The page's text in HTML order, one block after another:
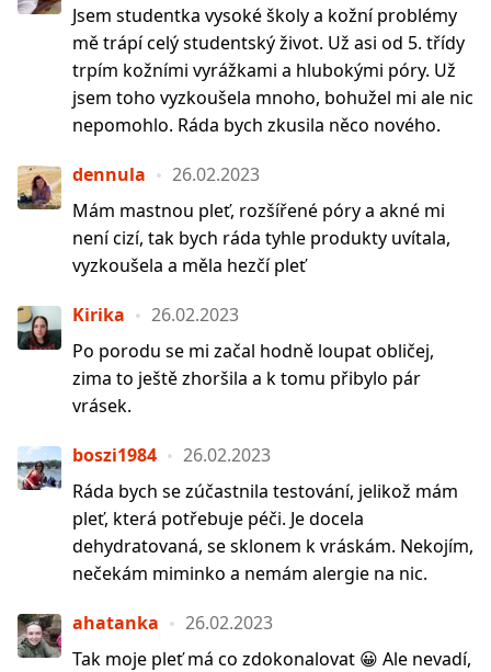
Jsem studentka vysoké školy a kožní problémy
mě trápí celý studentský život. Už asi od 5. třídy
trpím kožními vyrážkami a hlubokými póry. Už
jsem toho vyzkoušela mnoho, bohužel mi ale nic
nepomohlo. Ráda bych zkusila něco nového.
dennula
26.02.2023
Mám mastnou pleť, rozšířené póry a akné mi
není cizí, tak bych ráda tyhle produkty uvítala,
vyzkoušela a měla hezčí pleť
Kirika
26.02.2023
Po porodu se mi začal hodně loupat obličej,
zima to ještě zhoršila a k tomu přibylo pár
vrásek.
boszi1984
26.02.2023
Ráda bych se zúčastnila testování, jelikož mám
pleť, která potřebuje péči. Je docela
dehydratovaná, se sklonem k vráskám. Nekojím,
nečekám miminko a nemám alergie na nic.
ahatanka
26.02.2023
Tak moje pleť má co zdokonalovat 😀 Ale nevadí,